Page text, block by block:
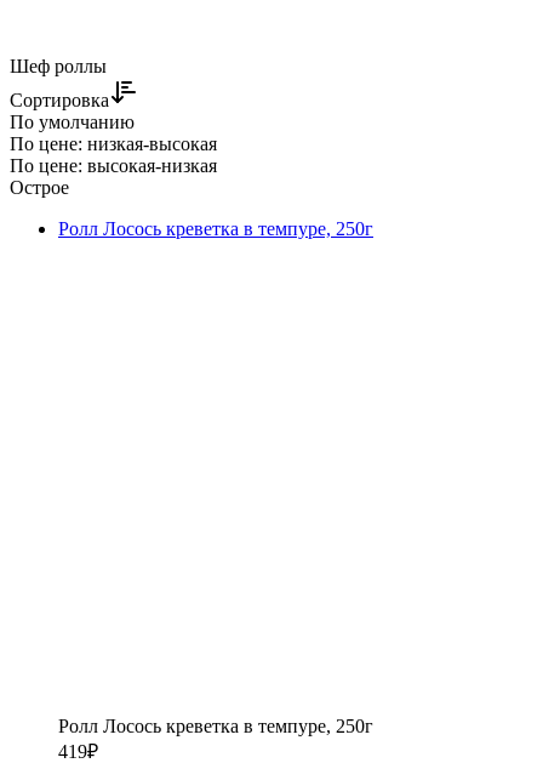
Шеф роллы
Сортировка
По умолчанию
По цене: низкая-высокая
По цене: высокая-низкая
Острое
Ролл Лосось креветка в темпуре, 250г
Ролл Лосось креветка в темпуре, 250г
419₽